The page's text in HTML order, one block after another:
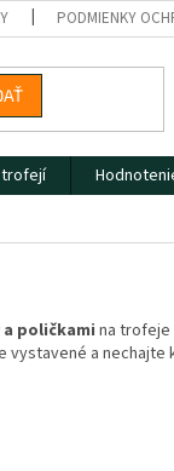
PODMIENKY
trofejí
a poličkami na trofeje
a